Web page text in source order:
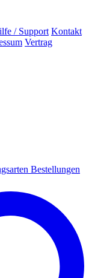
/ Support Kontakt
Vertrag
Bestellungen